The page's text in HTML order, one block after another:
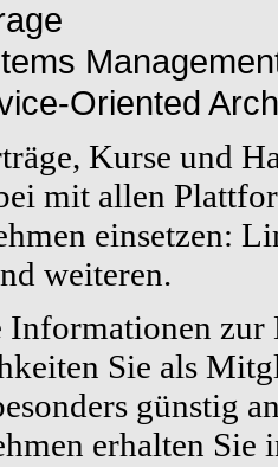
Oriented
Kurse und
mit allen
einsetzen:
weiteren.
Informationen
Sie als
günstig
erhalten Sie